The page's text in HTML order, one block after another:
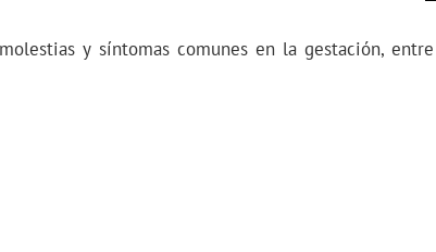
y síntomas comunes en la gestación,